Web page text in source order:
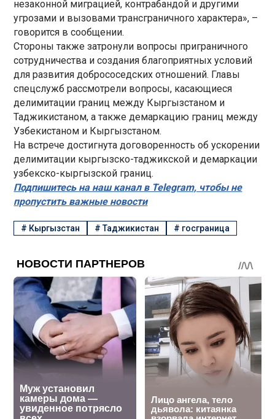
незаконной миграцией, контрабандой и другими
угрозами и вызовами трансграничного характера», –
говорится в сообщении.
Стороны также затронули вопросы приграничного
сотрудничества и создания благоприятных условий
для развития добрососедских отношений. Главы
спецслужб рассмотрели вопросы, касающиеся
делимитации границ между Кыргызстаном и
Таджикистаном, а также демаркацию границ между
Узбекистаном и Кыргызстаном.
На встрече достигнута договоренность об ускорении
делимитации кыргызско-таджикской и демаркации
узбекско-кыргызской границ.
Подпишитесь на наш канал в Telegram, чтобы не
пропустить важные новости
# Кыргызстан #Таджикистан # госграница